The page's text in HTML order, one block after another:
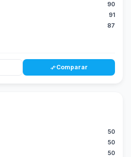
90
91
87
compare_arrowsComparar
50
50
50